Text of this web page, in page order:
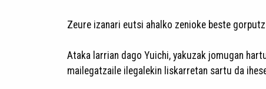
Zeure izanari eutsi ahalko zenioke beste
Ataka larrian dago Yuichi, yakuzak jomugan
mailegatzaile ilegalekin liskarretan sartu da